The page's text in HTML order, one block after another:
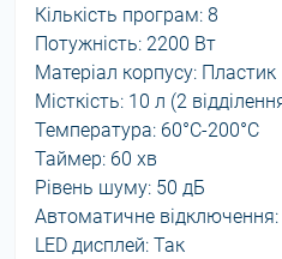
Кількість програм: 8
Потужність: 2200 Вт
Матеріал корпусу: Пластик
Місткість: 10 л (2
Температура: 60°C-200°C
Таймер: 60 хв
Рівень шуму: 50 дБ
Автоматичне відключення:
LED дисплей: Так